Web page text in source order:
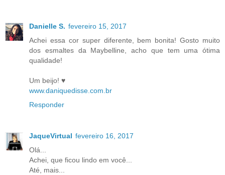
Danielle S. fevereiro 15, 2017
Achei essa cor super diferente, bem bonita! Gosto muito
dos esmaltes da Maybelline, acho que tem uma ótima
qualidade!
Um beijo! ♥
www.daniquedisse.com.br
Responder
JaqueVirtual fevereiro 16, 2017
Olá...
Achei, que ficou lindo em você...
Até, mais...